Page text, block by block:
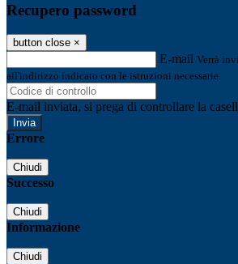
Recupero password
button close ×
E-mail Verrà
all'indirizzo indicato con le istruzioni necessarie.
E-mail inviata, si prega di controllare la
Errore
Chiudi
Successo
Chiudi
Informazione
Chiudi